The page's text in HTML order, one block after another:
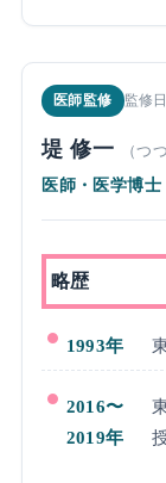
医師監修 監修
堤 修一
（つ
医師・医学博士
略歴
1993年
2016〜
2019年